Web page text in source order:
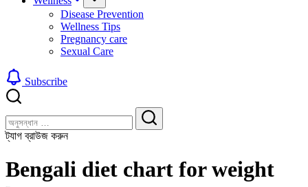
Disease Prevention
Wellness Tips
Pregnancy care
Sexual Care
Subscribe
করুন
খুঁজুন
খুঁজুন
ট্যাগ ব্রাউজ করুন
Bengali diet chart for weight